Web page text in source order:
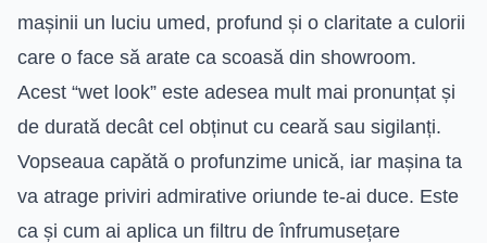
mașinii un luciu umed, profund și o claritate a culorii
care o face să arate ca scoasă din showroom.
Acest “wet look” este adesea mult mai pronunțat și
de durată decât cel obținut cu ceară sau sigilanți.
Vopseaua capătă o profunzime unică, iar mașina ta
va atrage priviri admirative oriunde te-ai duce. Este
ca și cum ai aplica un filtru de înfrumusețare